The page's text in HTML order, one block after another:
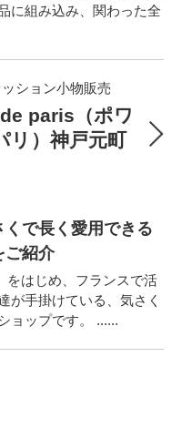
に組み込み、関わった全
ション小物販売
paris（ポワ
リ）神戸元町
で長く愛用できる
ご紹介
をはじめ、フランスで活
が手掛けている、気さく
ョップです。 ......